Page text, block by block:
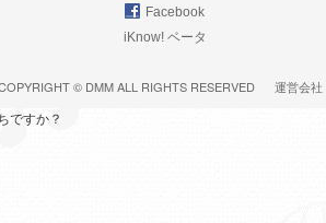
Facebook
iKnow! ベータ
© DMMALL RIGHTS RESERVED 運営会社
ですか？